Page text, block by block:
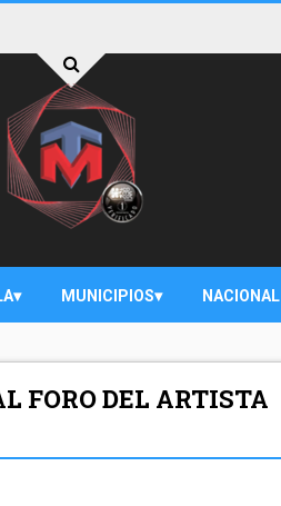
MUNICIPIOS NACIONAL
FORO DEL ARTISTA